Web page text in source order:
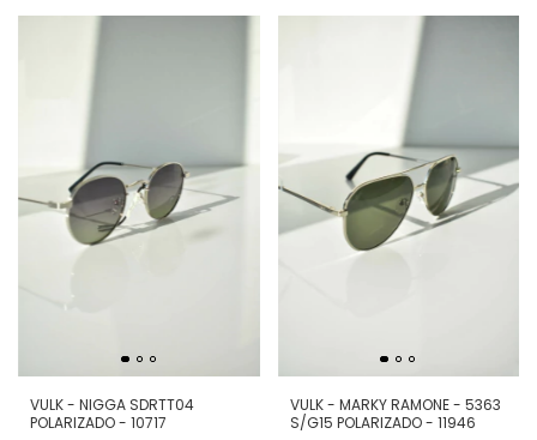
VULK - NIGGA SDRTT04
POLARIZADO - 10717
VULK - MARKY RAMONE - 5363
S/G15 POLARIZADO - 11946